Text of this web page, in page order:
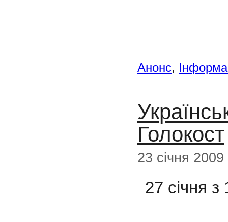
Анонс,
Голокост
23 січня 2009
27 січня